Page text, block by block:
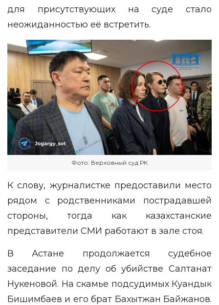
для присутствующих на суде стало
неожиданностью её встретить.
Фото: Верховный суд РК
К слову, журналистке предоставили место
рядом с родственниками пострадавшей
стороны, тогда как казахстанские
представители СМИ работают в зале стоя.
В Астане продолжается судебное
заседание по делу об убийстве Салтанат
Нукеновой. На скамье подсудимых Куандык
Бишимбаев и его брат Бахытжан Байжанов.